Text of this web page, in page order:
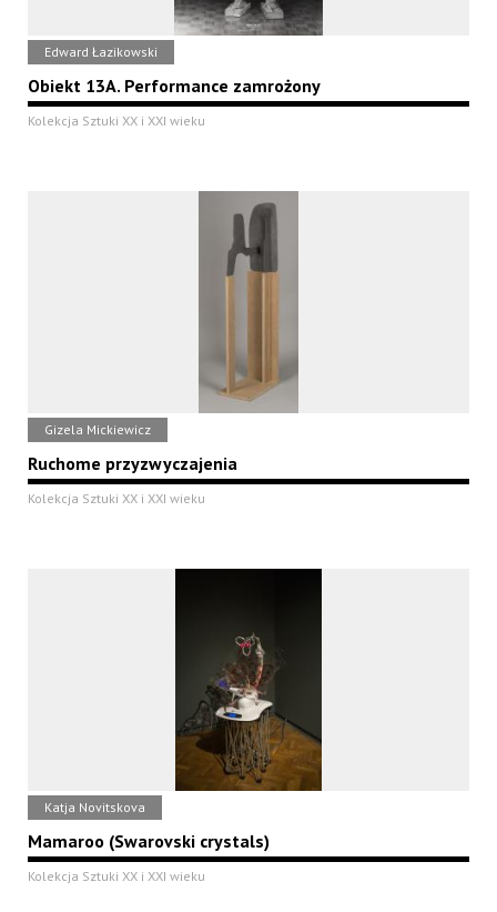
Edward Łazikowski
Obiekt 13A. Performance zamrożony
Kolekcja Sztuki XX i XXI wieku
Gizela Mickiewicz
Ruchome przyzwyczajenia
Kolekcja Sztuki XX i XXI wieku
Katja Novitskova
Mamaroo (Swarovski crystals)
Kolekcja Sztuki XX i XXI wieku